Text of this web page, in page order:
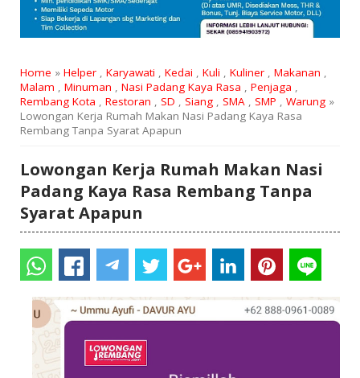
Home » Helper, Karyawati , Kedai , Kuli , Kuliner, Makanan ,
Malam , Minuman , Nasi Padang Kaya Rasa , Penjaga ,
Rembang Kota , Restoran , SD , Siang, SMA, SMP , Warung»
Lowongan Kerja Rumah Makan Nasi Padang Kaya Rasa
Rembang Tanpa Syarat Apapun
Lowongan Kerja Rumah Makan Nasi
Padang Kaya Rasa Rembang Tanpa
Syarat Apapun